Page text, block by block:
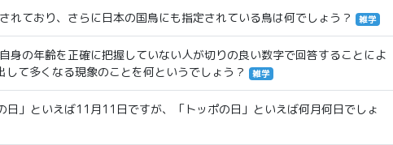
れており、さらに日本の国鳥にも指定されている鳥は何でしょう？ 雑学
身の年齢を正確に把握していない人が切りの良い数字で回答することによ
て多くなる現象のことを何というでしょう？
雑学
日」といえば11月11日ですが、「トッポの日」といえば何月何日でしょ